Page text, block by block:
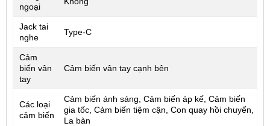
ngoại
Jack tai
nghe
Type-C
Cảm
biến vân
tay
Cảm biến vân tay cạnh bên
Các loại
cảm biến
Cảm biến ánh sáng, Cảm biến áp kế, Cảm biến
gia tốc, Cảm biến tiệm cận, Con quay hồi chuyển,
La bàn